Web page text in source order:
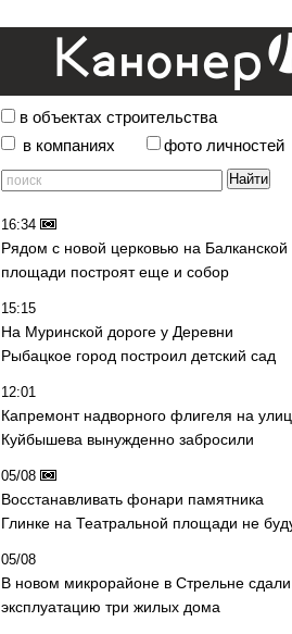
в объектах строительства
в компаниях
фото личностей
16:34
Рядом с новой церковью на Балканской
площади построят еще и собор
15:15
На Муринской дороге у Деревни
Рыбацкое город построил детский сад
12:01
Капремонт надворного флигеля на
Куйбышева вынужденно забросили
05/08
Восстанавливать фонари памятника
Глинке на Театральной площади не
05/08
В новом микрорайоне в Стрельне
эксплуатацию три жилых дома